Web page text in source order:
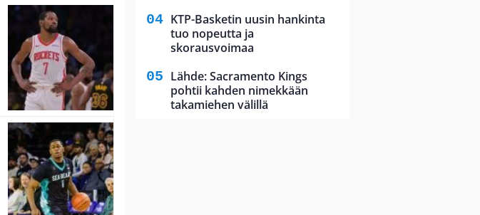
KTP-Basketin uusin hankinta
tuo nopeutta ja
skorausvoimaa
Lähde: Sacramento Kings
pohtii kahden nimekkään
takamiehen välillä